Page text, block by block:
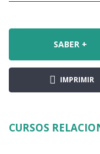
SABER +
IMPRIMIR
CURSOS